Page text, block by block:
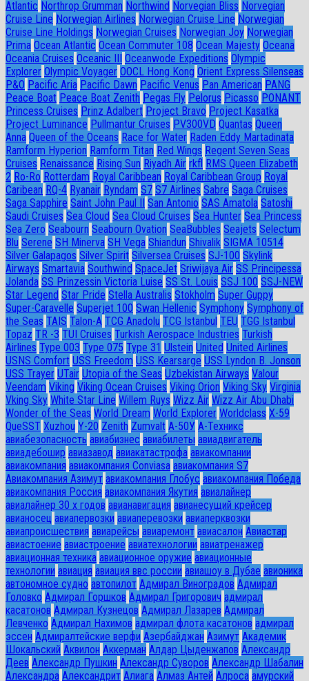
Atlantic Northrop Grumman Northwind Norvegian Bliss Norvegian
Cruise Line Norwegian Airlines Norwegian Cruise Line Norwegian
Cruise Line Holdings Norwegian Cruises Norwegian Joy Norwegian
Prima Ocean Atlantic Ocean Commuter 108 Ocean Majesty Oceana
Oceania Cruises Oceanic III Oceanwode Expeditions Olympic
Explorer Olympic Voyager OOCL Hong Kong Orient Express Silenseas
P&O Pacific Aria Pacific Dawn Pacific Venus Pan American PANG
Peace Boat Peace Boat Zenith Pegas Fly Pelorus Picasso PONANT
Princess Cruises Prinz Adalbert Project Bravo Project Kasatka
Project Luminance Pullmantur Cruises PV300VD Quantas Queen
Anna Queen of the Oceans Race for Water Raden Eddy Martadinata
Ramform Hyperion Ramform Titan Red Wings Regent Seven Seas
Cruises Renaissance Rising Sun Riyadh Air rkfl RMS Queen Elizabeth
2 Ro-Ro Rotterdam Royal Caribbean Royal Caribbean Group Royal
Caribean RQ-4 Ryanair Ryndam S7 S7 Airlines Sabre Saga Cruises
Saga Sapphire Saint John Paul II San Antonio SAS Amatola Satoshi
Saudi Cruises Sea Cloud Sea Cloud Cruises Sea Hunter Sea Princess
Sea Zero Seabourn Seabourn Ovation SeaBubbles Seajets Selectum
Blu Serene SH Minerva SH Vega Shiandun Shivalik SIGMA 10514
Silver Galapagos Silver Spirit Silversea Cruises SJ-100 Skylink
Airways Smartavia Southwind SpaceJet Sriwijaya Air SS Principessa
Jolanda SS Prinzessin Victoria Luise SS St. Louis SSJ 100 SSJ-NEW
Star Legend Star Pride Stella Australis Stokholm Super Guppy
Super-Caravelle Superjet 100 Swan Hellenic Symphony Symphony of
the Seas TAIS Talon-A TCG Anadolu TCG Istanbul TEU TGG Istanbul
Topaz TR -3 TUI Cruises Turkish Aerospace Industries Turkish
Airlines Type 003 Type 075 Type 31 Ulstein United United Airlines
USNS Comfort USS Freedom USS Kearsarge USS Lyndon B. Jonson
USS Trayer UTair Utopia of the Seas Uzbekistan Airways Valour
Veendam Viking Viking Ocean Cruises Viking Orion Viking Sky Virginia
Vking Sky White Star Line Willem Ruys Wizz Air Wizz Air Abu Dhabi
Wonder of the Seas World Dream World Explorer Worldclass X-59
QueSST Xuzhou Y-20 Zenith Zumvalt А-50У А-Техникс
авиабезопасность авиабизнес авиабилеты авиадвигатель
авиадебошир авиазавод авиакатастрофа авиакомпании
авиакомпания авиакомпания Conviasa авиакомпания S7
Авиакомпания Азимут авиакомпания Глобус авиакомпания Победа
авиакомпания Россия авиакомпания Якутия авиалайнер
авиалайнер 30 х годов авианавигация авианесущий крейсер
авианосец авиапервозки авиаперевозки авиаперквозки
авиапроисшествия авиарейсы авиаремонт авиасалон Авиастар
авиастоение авиастроение авиатехнологии авиатренажер
авиационная техника авиационное оружие авиационные
технологии авиация авиация ввс россии авиашоу в Дубае авионика
автономное судно автопилот Адмирал Виноградов Адмирал
Головко Адмирал Горшков Адмирал Григорович адмирал
касатонов Адмирал Кузнецов Адмирал Лазарев Адмирал
Левченко Адмирал Нахимов адмирал флота касатонов адмирал
эссен Адмиралтейские верфи Азербайджан Азимут Академик
Шокальский Аквилон Аккерман Алдар Цыденжапов Александр
Деев Александр Пушкин Александр Суворов Александр Шабалин
Александра Александрит Алиага Алмаз Антей Алроса амурский